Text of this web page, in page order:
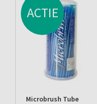
ACTIE
Microbrush Tube